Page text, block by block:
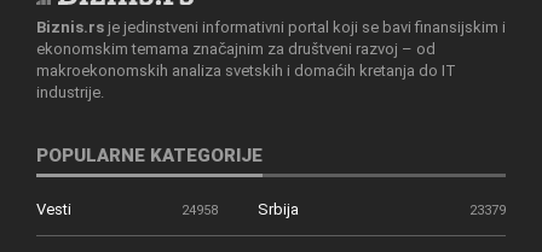
Biznis.rs je jedinstveni informativni portal koji se bavi finansijskim i
ekonomskim temama značajnim za društveni razvoj – od
makroekonomskih analiza svetskih i domaćih kretanja do IT
industrije.
POPULARNE KATEGORIJE
Vesti 24958 Srbija 23379